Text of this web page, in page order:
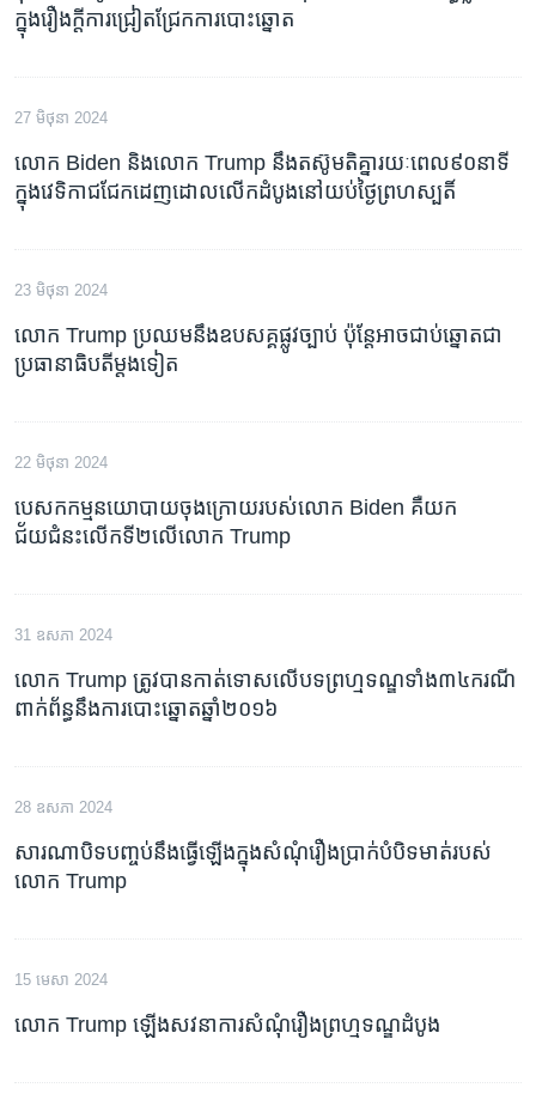
ក្នុង​រឿងក្តី​ការ​ជ្រៀតជ្រែក​ការ​បោះឆ្នោត
27 មិថុនា 2024
លោក Biden និង​លោក Trump នឹង​តស៊ូ​មតិគ្នា​រយៈពេល​៩០នាទី​
ក្នុង​វេទិកា​ជជែក​ដេញដោល​លើក​ដំបូង​នៅ​យប់​ថ្ងៃព្រហស្បតិ៍
23 មិថុនា 2024
លោក Trump ប្រឈម​​​​នឹង​​​​​ឧបសគ្គ​​​ផ្លូវ​ច្បាប់​​​​​ ប៉ុន្តែ​អាច​​ជាប់​ឆ្នោត​​​​​​​ជា​
ប្រធានាធិបតី​ម្តង​​​​ទៀត
22 មិថុនា 2024
បេសកកម្ម​នយោបាយ​ចុងក្រោយ​របស់​លោក Biden គឺ​យក​
ជ័យជំនះ​លើកទី២​លើ​លោក Trump
31 ឧសភា 2024
លោក Trump ត្រូវបានកាត់ទោសលើបទព្រហ្មទណ្ឌទាំង៣៤ករណី​
ពាក់ព័ន្ធ​នឹង​ការ​បោះឆ្នោត​ឆ្នាំ​២០១៦
28 ឧសភា 2024
សារណា​បិទ​បញ្ចប់​នឹង​ធ្វើឡើង​ក្នុង​សំណុំ​រឿង​ប្រាក់​បំបិទ​មាត់​របស់​
លោក Trump
15 មេសា 2024
លោក Trump ឡើងសវនាការសំណុំរឿងព្រហ្មទណ្ឌដំបូង